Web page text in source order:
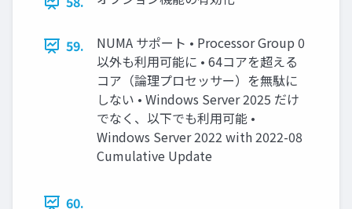
59.
NUMA サポート • Processor Group 0
以外も利用可能に • 64コアを超える
コア（論理プロセッサー）を無駄に
しない • Windows Server 2025 だけ
でなく、以下でも利用可能 •
Windows Server 2022 with 2022-08
Cumulative Update
60.